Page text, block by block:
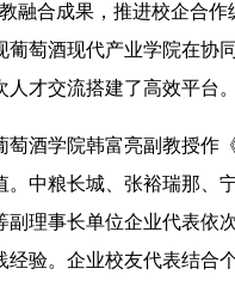
融合成果，推进校企合
葡萄酒现代产业学院在协
才交流搭建了高效平台。
萄酒学院韩富亮副教授作
中粮长城、张裕瑞那、
副理事长单位企业代表依
经验。企业校友代表结合